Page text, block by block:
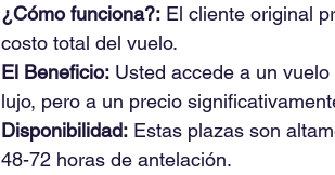
¿Cómo funciona?: El cliente original
costo total del vuelo.
El Beneficio: Usted accede a un
lujo, pero a un precio
Disponibilidad: Estas plazas son
48-72 horas de antelación.